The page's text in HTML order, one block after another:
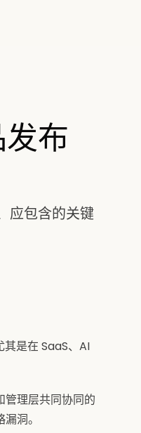
布
应包含的关键
是在 SaaS、AI
管理层共同协同的
洞。